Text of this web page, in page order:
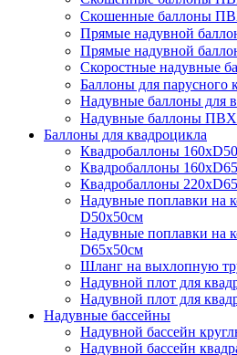
Скошенные баллоны
Прямые надувной
Прямые надувной
Скоростные надувные
Баллоны для парусного
Надувные баллоны для
Надувные баллоны ПВХ
Баллоны для квадроцикла
Квадробаллоны
Квадробаллоны
Квадробаллоны
Надувные поплавки на
D50х50см
Надувные поплавки на
D65х50см
Шланг на выхлопную
Надувной плот для
Надувной плот для
Надувные бассейны
Надувной бассейн
Надувной бассейн